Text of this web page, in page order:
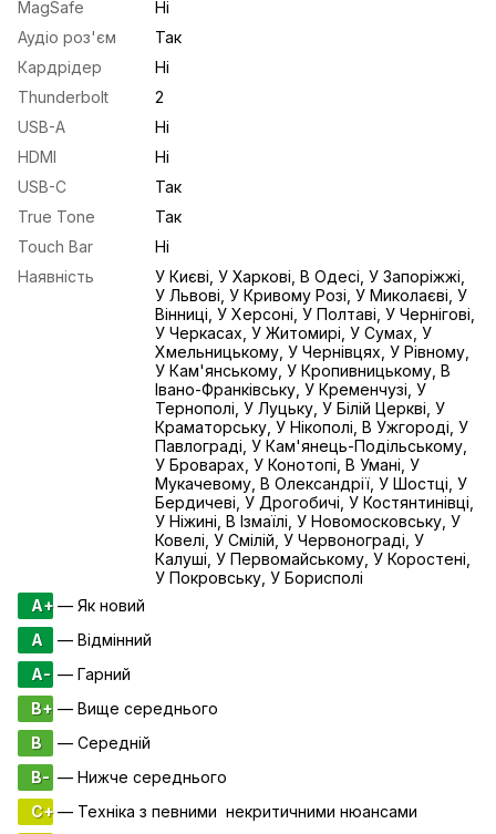
MagSafe
Ні
Аудіо роз'єм
Так
Кардрідер
Ні
Thunderbolt
2
USB-A
Ні
HDMI
Ні
USB-С
Так
True Tone
Так
Touch Bar
Ні
Наявність
У Києві, У Харкові, В Одесі, У Запоріжжі,
У Львові, У Кривому Розі, У Миколаєві, У
Вінниці, У Херсоні, У Полтаві, У Чернігові,
У Черкасах, У Житомирі, У Сумах, У
Хмельницькому, У Чернівцях, У Рівному,
У Кам'янському, У Кропивницькому, В
Івано-Франківську, У Кременчузі, У
Тернополі, У Луцьку, У Білій Церкві, У
Краматорську, У Нікополі, В Ужгороді, У
Павлограді, У Кам'янець-Подільському,
У Броварах, У Конотопі, В Умані, У
Мукачевому, В Олександрії, У Шостці, У
Бердичеві, У Дрогобичі, У Костянтинівці,
У Ніжині, В Ізмаїлі, У Новомосковську, У
Ковелі, У Смілій, У Червонограді, У
Калуші, У Первомайському, У Коростені,
У Покровську, У Борисполі
A+— Як новий
A
— Відмінний
A- — Гарний
B+ — Вище середнього
B
— Середній
B- — Нижче середнього
C+— Техніка з певними некритичними нюансами